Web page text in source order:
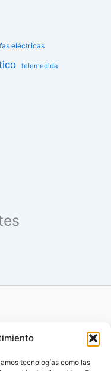
tecnologías como las
eléctricas
telemedida